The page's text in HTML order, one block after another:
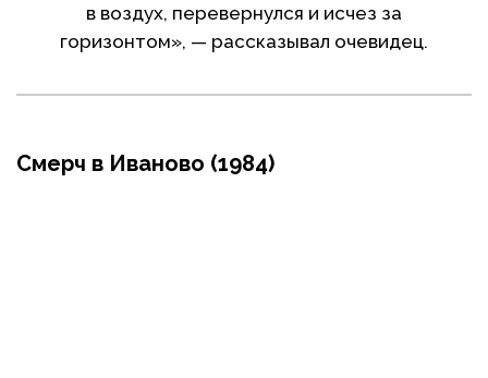
в воздух, перевернулся и исчез за
горизонтом», — рассказывал очевидец.
Смерч в Иваново (1984)